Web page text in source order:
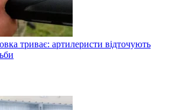
триває: артилеристи відточують